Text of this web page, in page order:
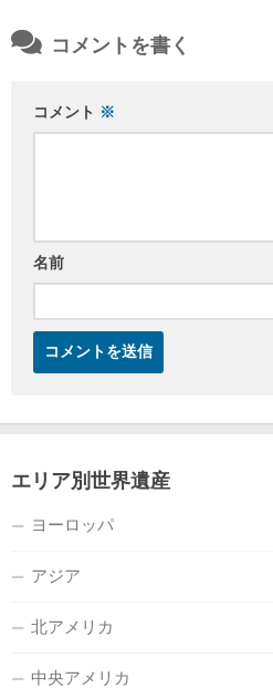
コメントを書く
コメント ※
名前
エリア別世界遺産
ヨーロッパ
アジア
北アメリカ
中央アメリカ